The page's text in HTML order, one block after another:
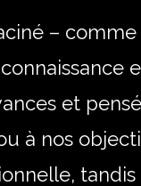
–
et
à nos